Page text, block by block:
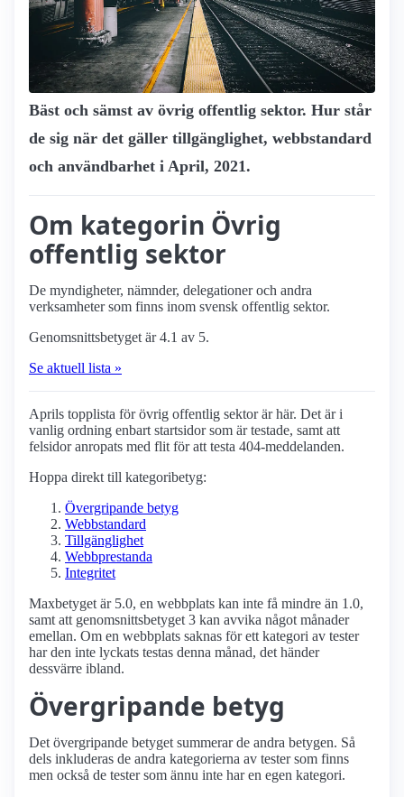
Bäst och sämst av övrig offentlig sektor. Hur står
de sig när det gäller tillgänglighet, webbstandard
och användbarhet i April, 2021.
Om kategorin Övrig
offentlig sektor
De myndigheter, nämnder, delegationer och andra
verksamheter som finns inom svensk offentlig sektor.
Genomsnittsbetyget är 4.1 av 5.
Se aktuell lista »
Aprils topplista för övrig offentlig sektor är här. Det är i
vanlig ordning enbart startsidor som är testade, samt att
felsidor anropats med flit för att testa 404-meddelanden.
Hoppa direkt till kategoribetyg:
Övergripande betyg
Webbstandard
Tillgänglighet
Webbprestanda
Integritet
Maxbetyget är 5.0, en webbplats kan inte få mindre än 1.0,
samt att genomsnittsbetyget 3 kan avvika något månader
emellan. Om en webbplats saknas för ett kategori av tester
har den inte lyckats testas denna månad, det händer
dessvärre ibland.
Övergripande betyg
Det övergripande betyget summerar de andra betygen. Så
dels inkluderas de andra kategorierna av tester som finns
men också de tester som ännu inte har en egen kategori.